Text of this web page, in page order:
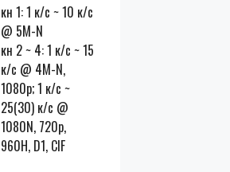
кн 1: 1 к/с ~ 10 к/с
@ 5M-N
кн 2 ~ 4: 1 к/с ~ 15
к/с @ 4M-N,
1080p; 1 к/с ~
25(30) к/с @
1080N, 720p,
960H, D1, CIF